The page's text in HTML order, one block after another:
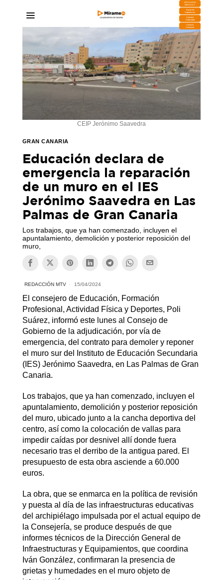
DESCARGA
MIRAPLAY
Buzón de
Sugerencias
Contratar
Publicidad
Contacto
Comercial
CEIP Jerónimo Saavedra
GRAN CANARIA
Educación declara de
emergencia la reparación
de un muro en el IES
Jerónimo Saavedra en Las
Palmas de Gran Canaria
Los trabajos, que ya han comenzado, incluyen el
apuntalamiento, demolición y posterior reposición del
muro,
REDACCIÓN MTV 15/04/2024
El consejero de Educación, Formación
Profesional, Actividad Física y Deportes, Poli
Suárez, informó este lunes al Consejo de
Gobierno de la adjudicación, por vía de
emergencia, del contrato para demoler y reponer
el muro sur del Instituto de Educación Secundaria
(IES) Jerónimo Saavedra, en Las Palmas de Gran
Canaria.
Los trabajos, que ya han comenzado, incluyen el
apuntalamiento, demolición y posterior reposición
del muro, ubicado junto a la cancha deportiva del
centro, así como la colocación de vallas para
impedir caídas por desnivel allí donde fuera
necesario tras el derribo de la antigua pared. El
presupuesto de esta obra asciende a 60.000
euros.
La obra, que se enmarca en la política de revisión
y puesta al día de las infraestructuras educativas
del archipiélago impulsada por el actual equipo de
la Consejería, se produce después de que
informes técnicos de la Dirección General de
Infraestructuras y Equipamientos, que coordina
Iván González, confirmaran la presencia de
grietas y humedades en el muro objeto de